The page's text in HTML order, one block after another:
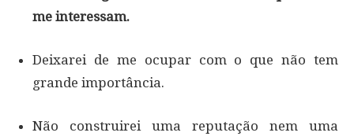
me interessam.
Deixarei de me ocupar com o que não tem
grande importância.
Não construirei uma reputação nem uma